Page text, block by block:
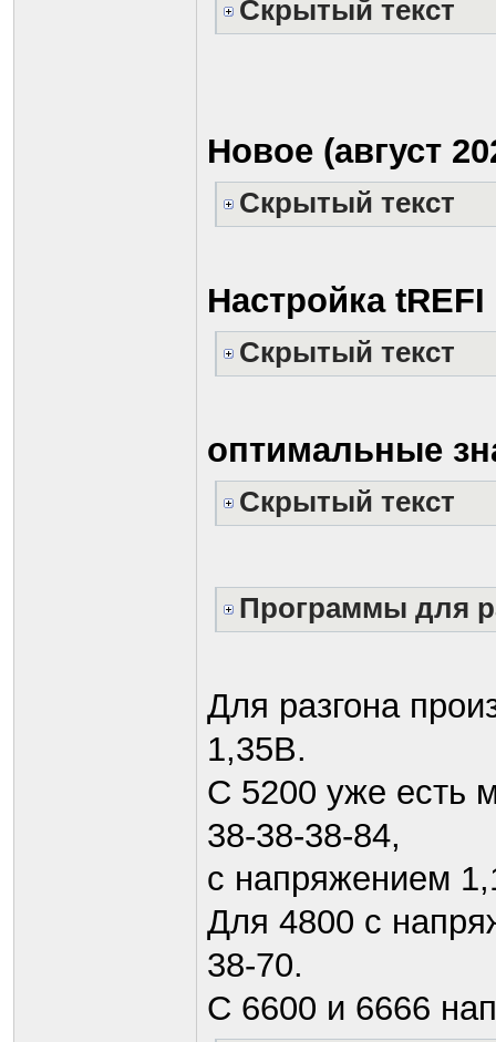
Скрытый текст
Новое (август
Скрытый текст
Настройка tREFI
Скрытый текст
оптимальные
Скрытый текст
Программы для
Для разгона
1,35В.
С 5200 уже есть
38-38-38-84,
с напряжением
Для 4800 с
38-70.
С 6600 и 6666